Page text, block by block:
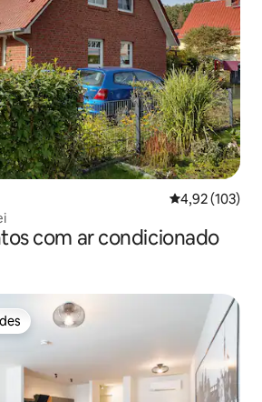
Classificação
4,92 (103)
com ar condicionado